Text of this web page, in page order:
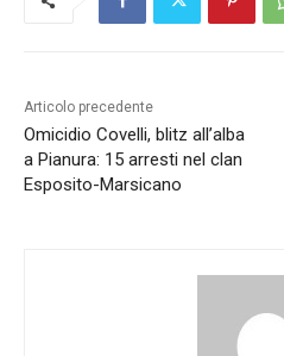
Articolo precedente
Omicidio Covelli, blitz all’alba
a Pianura: 15 arresti nel clan
Esposito-Marsicano